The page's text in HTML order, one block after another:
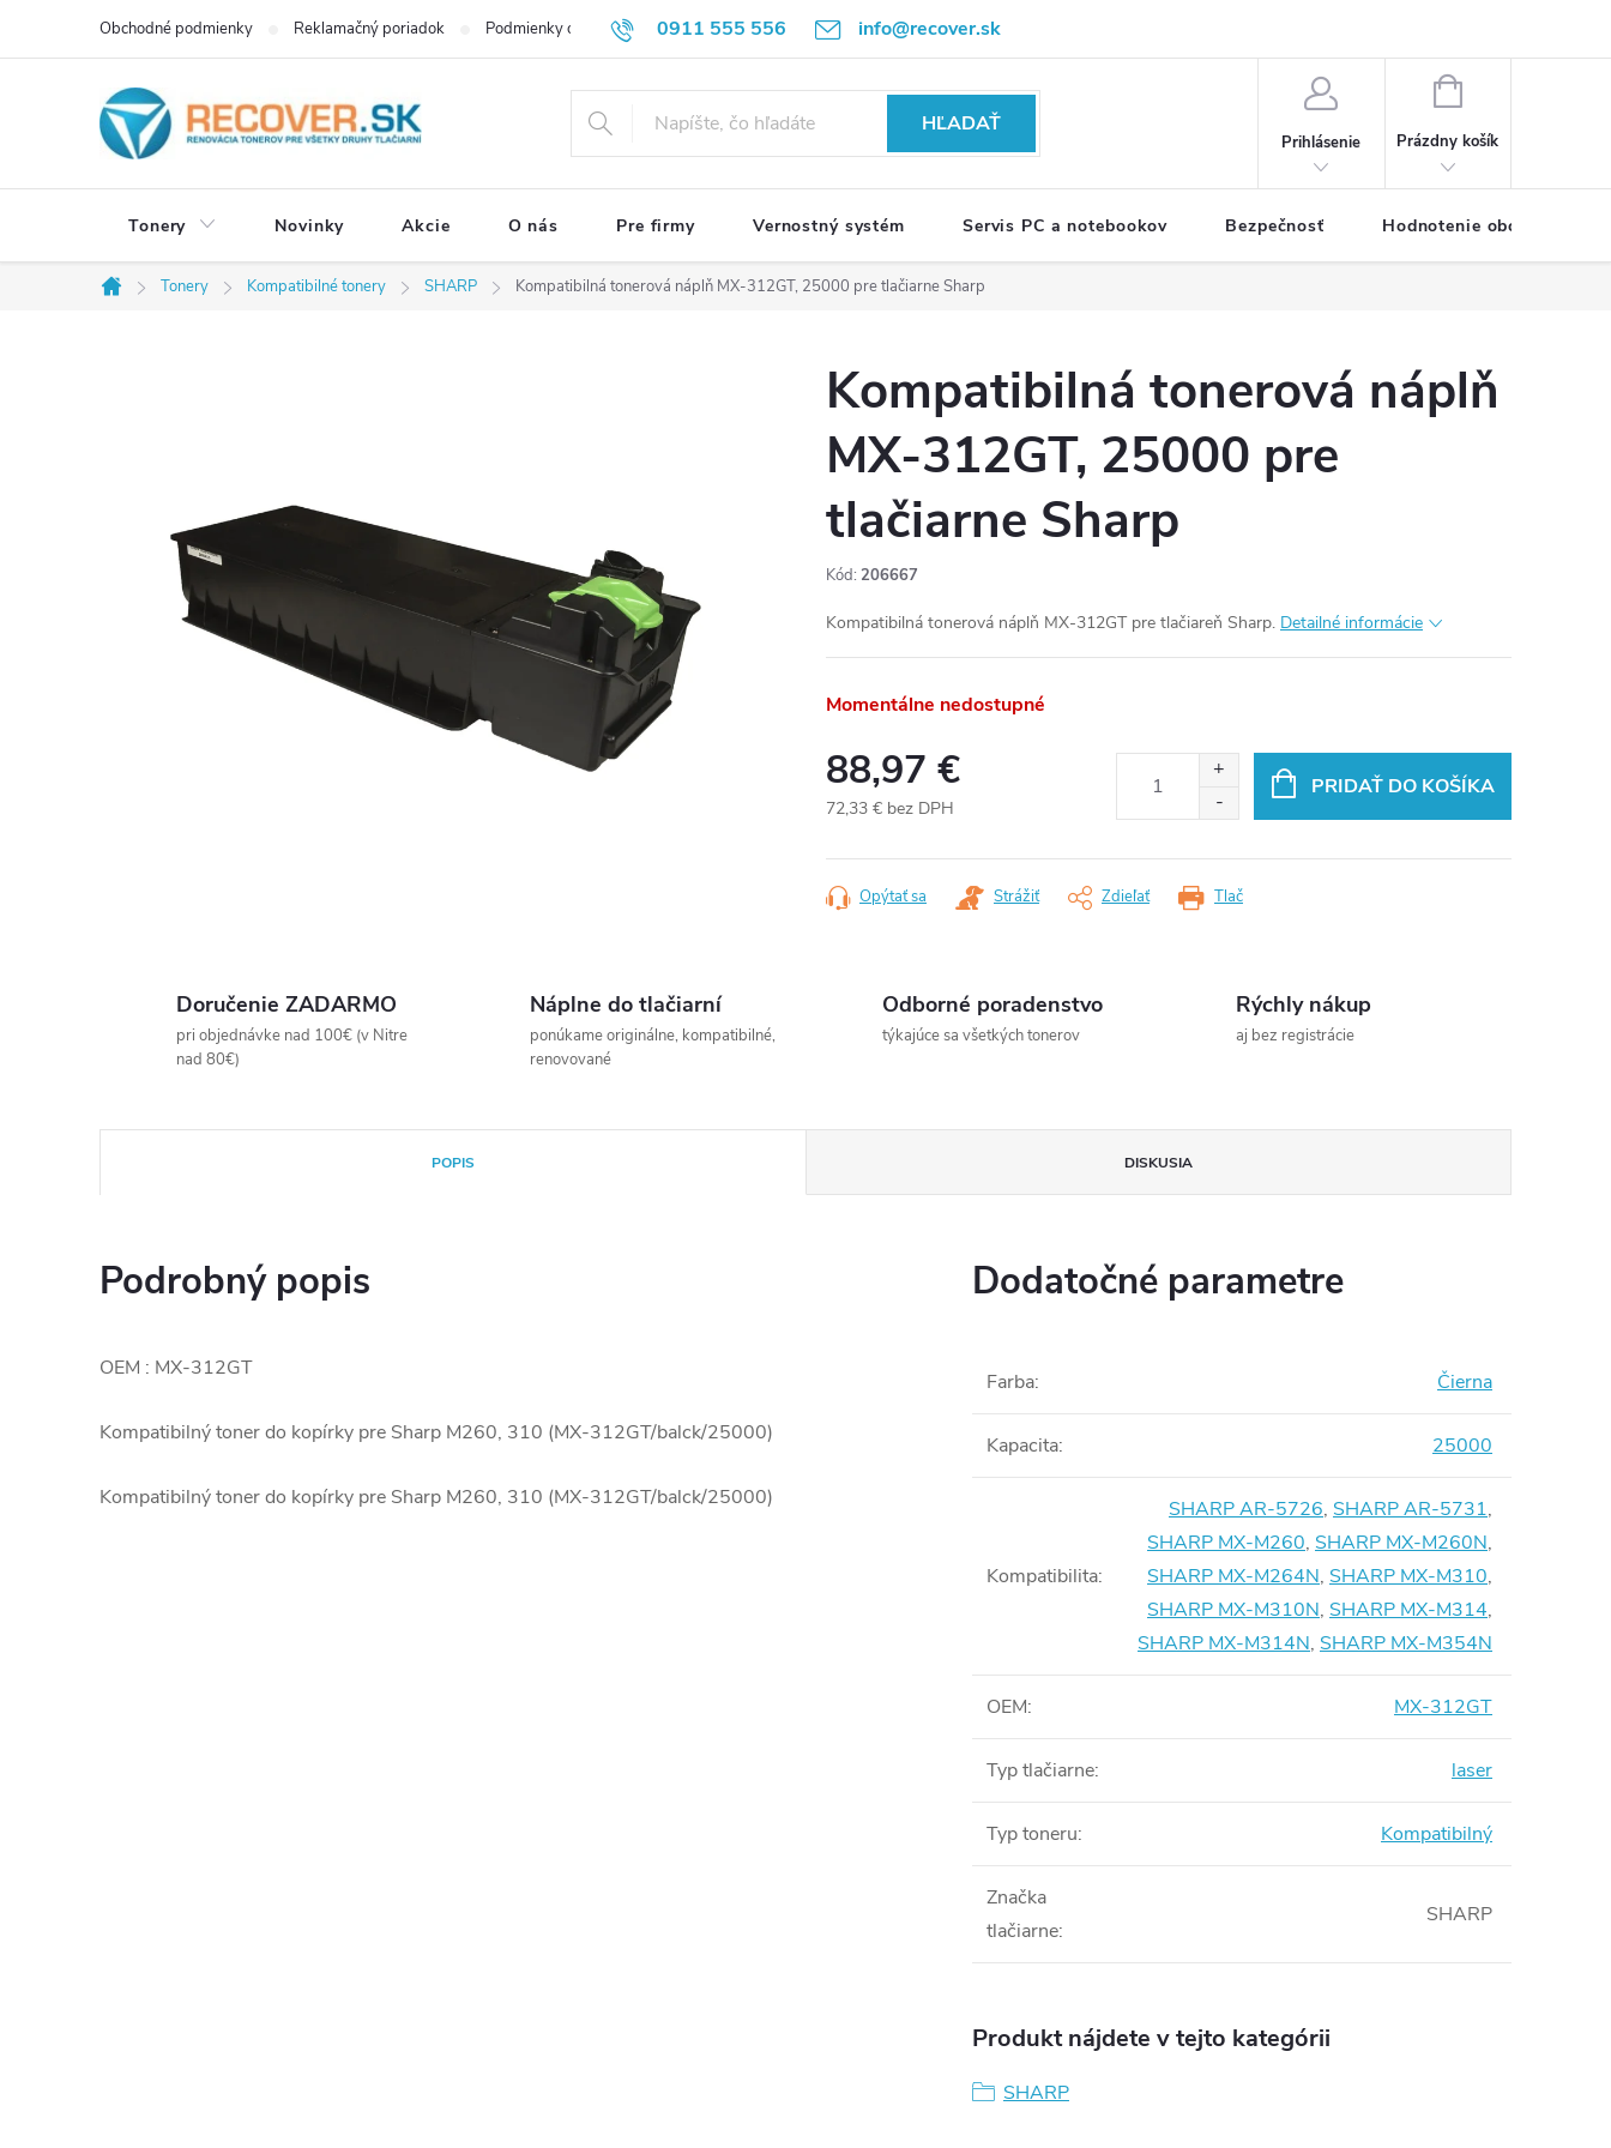
0911 555 556 info@recover.sk
Obchodné podmienky Reklamačný poriadok Podmienky ochrany osobných údajov Formulár na odstúpenie od zmluvy
HĽADAŤ
Prihlásenie
NÁKUPNÝ
Prázdny košík
Tonery Novinky Akcie O nás Pre firmy Vernostný systém Servis PC a notebookov Bezpečnosť Hodnotenie obchodu
Domov
Tonery Kompatibilné tonery SHARP Kompatibilná tonerová náplň MX-312GT, 25000 pre tlačiarne Sharp
Kompatibilná tonerová náplň
MX-312GT, 25000 pre
tlačiarne Sharp
Kód: 206667
Kompatibilná tonerová náplň MX-312GT pre tlačiareň Sharp. Detailné informácie
Momentálne nedostupné
88,97 €
72,33 € bez DPH
cena:
PRIDAŤ DO KOŠÍKA
Tlač
Opýtať sa Strážiť Zdieľať
Doručenie ZADARMO
pri objednávke nad 100€ (v Nitre
nad 80€)
Náplne do tlačiarní
ponúkame originálne, kompatibilné,
renovované
Odborné poradenstvo
týkajúce sa všetkých tonerov
Rýchly nákup
aj bez registrácie
POPIS DISKUSIA
Podrobný popis
OEM : MX-312GT
Kompatibilný toner do kopírky pre Sharp M260, 310 (MX-312GT/balck/25000)
Kompatibilný toner do kopírky pre Sharp M260, 310 (MX-312GT/balck/25000)
Dodatočné parametre
Farba: Čierna
Kapacita: 25000
Kompatibilita:
SHARP AR-5726, SHARP AR-5731,
SHARP MX-M260, SHARP MX-M260N,
SHARP MX-M264N, SHARP MX-M310,
SHARP MX-M310N, SHARP MX-M314,
SHARP MX-M314N, SHARP MX-M354N
OEM: MX-312GT
Typ tlačiarne: laser
Typ toneru: Kompatibilný
Značka
tlačiarne:
SHARP
Produkt nájdete v tejto kategórii
SHARP